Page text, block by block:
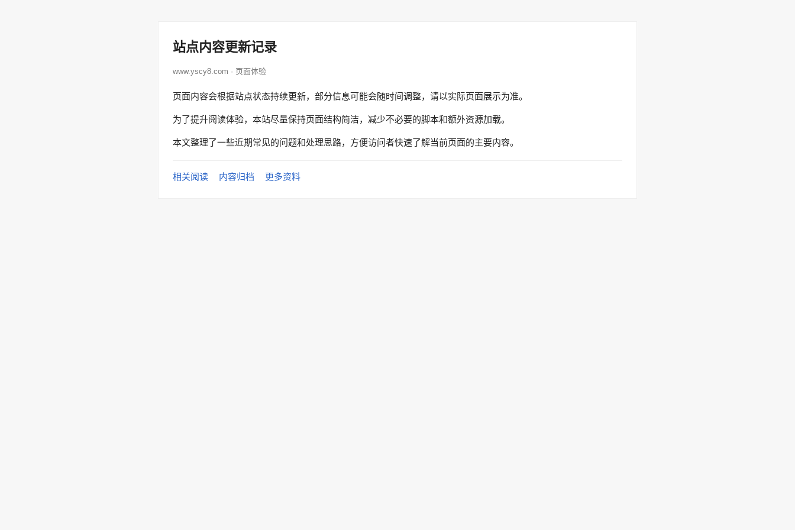
站点内容更新记录
www.yscy8.com · 页面体验
页面内容会根据站点状态持续更新，部分信息可能会随时间调整，请以实际页面展示为准。
为了提升阅读体验，本站尽量保持页面结构简洁，减少不必要的脚本和额外资源加载。
本文整理了一些近期常见的问题和处理思路，方便访问者快速了解当前页面的主要内容。
相关阅读 内容归档 更多资料